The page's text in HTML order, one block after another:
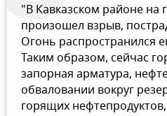
"В Кавказском районе на
произошел взрыв,
Огонь распространился
Таким образом, сейчас
запорная арматура,
обваловании вокруг
горящих